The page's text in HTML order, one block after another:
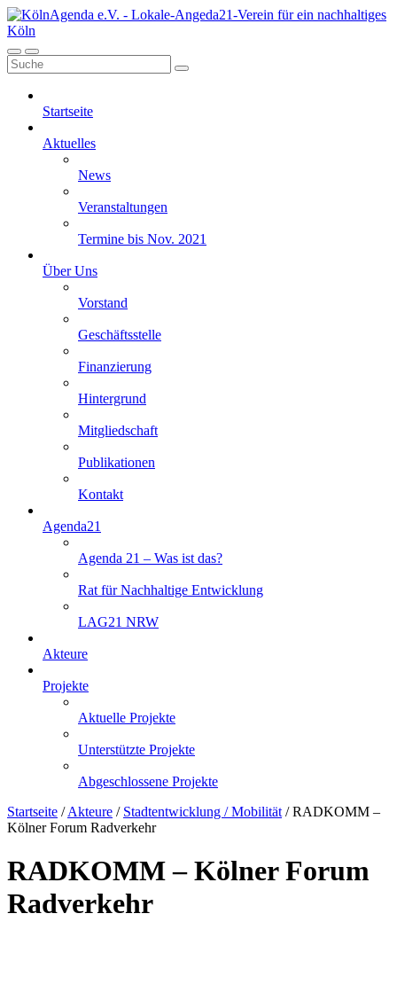
Startseite
Aktuelles
News
Veranstaltungen
Termine bis Nov. 2021
Über Uns
Vorstand
Geschäftsstelle
Finanzierung
Hintergrund
Mitgliedschaft
Publikationen
Kontakt
Agenda21
Agenda 21 – Was ist das?
Rat für Nachhaltige Entwicklung
LAG21 NRW
Akteure
Projekte
Aktuelle Projekte
Unterstützte Projekte
Abgeschlossene Projekte
Startseite /Akteure / Stadtentwicklung / Mobilität /RADKOMM –
Kölner Forum Radverkehr
RADKOMM – Kölner Forum
Radverkehr